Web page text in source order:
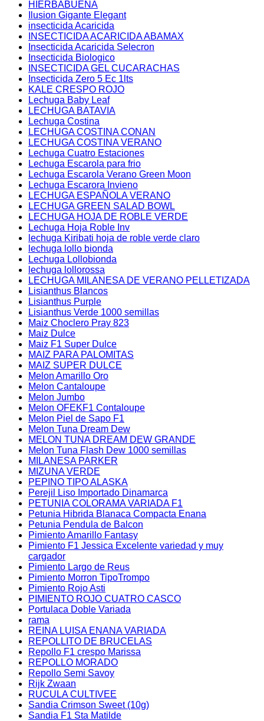
HIERBABUENA
Ilusion Gigante Elegant
insecticida Acaricida
INSECTICIDA ACARICIDA ABAMAX
Insecticida Acaricida Selecron
Insecticida Biologico
INSECTICIDA GEL CUCARACHAS
Insecticida Zero 5 Ec 1lts
KALE CRESPO ROJO
Lechuga Baby Leaf
LECHUGA BATAVIA
Lechuga Costina
LECHUGA COSTINA CONAN
LECHUGA COSTINA VERANO
Lechuga Cuatro Estaciones
Lechuga Escarola para frio
Lechuga Escarola Verano Green Moon
Lechuga Escarora Invieno
LECHUGA ESPAÑOLA VERANO
LECHUGA GREEN SALAD BOWL
LECHUGA HOJA DE ROBLE VERDE
Lechuga Hoja Roble Inv
lechuga Kiribati hoja de roble verde claro
lechuga lollo bionda
Lechuga Lollobionda
lechuga lollorossa
LECHUGA MILANESA DE VERANO PELLETIZADA
Lisianthus Blancos
Lisianthus Purple
Lisianthus Verde 1000 semillas
Maiz Choclero Pray 823
Maiz Dulce
Maiz F1 Super Dulce
MAIZ PARA PALOMITAS
MAIZ SUPER DULCE
Melon Amarillo Oro
Melon Cantaloupe
Melon Jumbo
Melon OFEKF1 Contaloupe
Melon Piel de Sapo F1
Melon Tuna Dream Dew
MELON TUNA DREAM DEW GRANDE
Melon Tuna Flash Dew 1000 semillas
MILANESA PARKER
MIZUNA VERDE
PEPINO TIPO ALASKA
Perejil Liso Importado Dinamarca
PETUNIA COLORAMA VARIADA F1
Petunia Hibrida Blanaca Compacta Enana
Petunia Pendula de Balcon
Pimiento Amarillo Fantasy
Pimiento F1 Jessica Excelente variedad y muy
cargador
Pimiento Largo de Reus
Pimiento Morron TipoTrompo
Pimiento Rojo Asti
PIMIENTO ROJO CUATRO CASCO
Portulaca Doble Variada
rama
REINA LUISA ENANA VARIADA
REPOLLITO DE BRUCELAS
Repollo F1 crespo Marissa
REPOLLO MORADO
Repollo Semi Savoy
Rijk Zwaan
RUCULA CULTIVEE
Sandia Crimson Sweet (10g)
Sandia F1 Sta Matilde